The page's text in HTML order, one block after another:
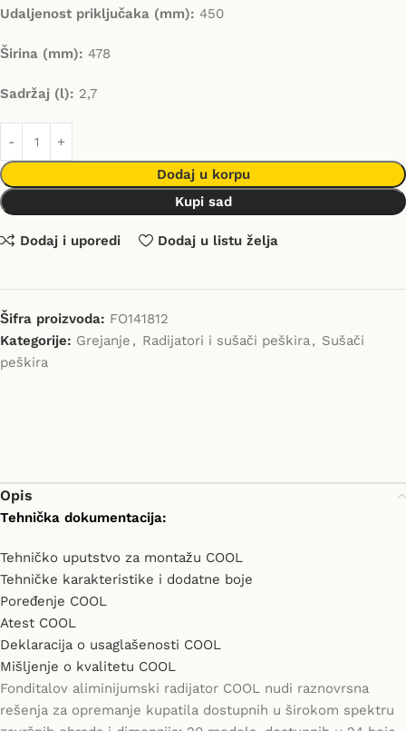
Udaljenost priključaka (mm): 450
Širina (mm): 478
Sadržaj (l): 2,7
Dodaj u korpu
Kupi sad
Dodaj i uporedi Dodaj u listu želja
Šifra proizvoda: FO141812
Kategorije: Grejanje , Radijatori i sušači peškira, Sušači
peškira
Opis
Tehnička dokumentacija:
Tehničko uputstvo za montažu COOL
Tehničke karakteristike i dodatne boje
Poređenje COOL
Atest COOL
Deklaracija o usaglašenosti COOL
Mišljenje o kvalitetu COOL
Fonditalov aliminijumski radijator COOL nudi raznovrsna
rešenja za opremanje kupatila dostupnih u širokom spektru